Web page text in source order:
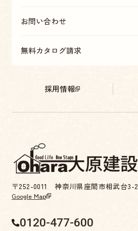
お問い合わせ
無料カタログ請求
採用情報
〒252-0011 神奈川県座間市相武台3-
Google Map
0120-477-600